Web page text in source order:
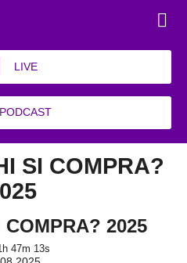
LIVE
PODCAST
SI COMPRA?
2025
47m 13s